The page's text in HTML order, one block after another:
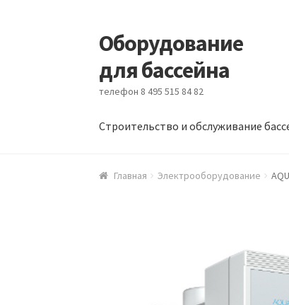
Перейти к навигации
Перейти к содержимому
Оборудование
для бассейна
телефон 8 495 515 84 82
Строительство и обслуживание
ГлавнаяБлогОборудование для
Главная Электрооборудование